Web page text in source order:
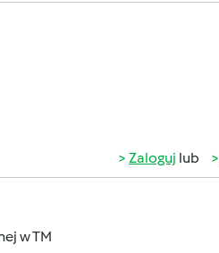
Zaloguj lub
w TM